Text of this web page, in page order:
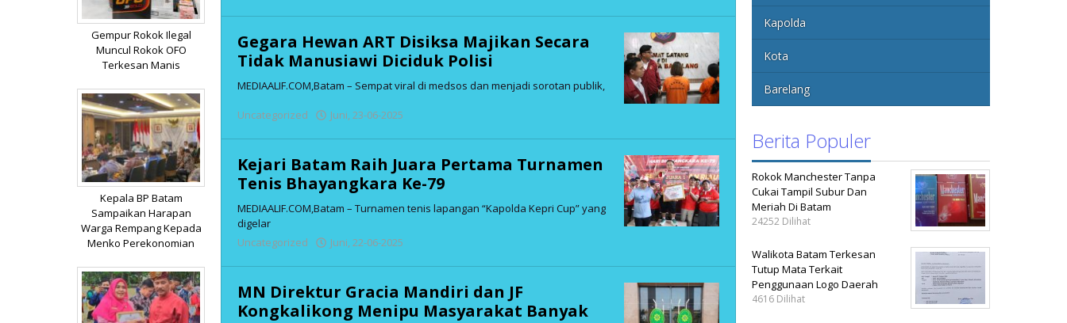
Gempur Rokok Ilegal
Muncul Rokok OFO
Terkesan Manis
Kepala BP Batam
Sampaikan Harapan
Warga Rempang Kepada
Menko Perekonomian
Gegara Hewan ART Disiksa Majikan Secara
Tidak Manusiawi Diciduk Polisi
MEDIAALIF.COM,Batam – Sempat viral di medsos dan menjadi sorotan publik,
Uncategorized Juni, 23-06-2025
Kejari Batam Raih Juara Pertama Turnamen
Tenis Bhayangkara Ke-79
MEDIAALIF.COM,Batam – Turnamen tenis lapangan “Kapolda Kepri Cup” yang
digelar
Uncategorized
Juni, 22-06-2025
MN Direktur Gracia Mandiri dan JF
Kongkalikong Menipu Masyarakat Banyak
Kapolda
Kota
Barelang
Berita Populer
Rokok Manchester Tanpa
Cukai Tampil Subur Dan
Meriah Di Batam
24252 Dilihat
Walikota Batam Terkesan
Tutup Mata Terkait
Penggunaan Logo Daerah
4616 Dilihat